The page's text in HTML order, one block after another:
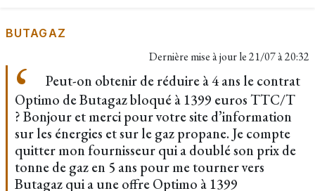
BUTAGAZ
Dernière mise à jour le21/07 à 20:32
Peut-on obtenir de réduire à 4 ans le contrat
Optimo de Butagaz bloqué à 1399 euros TTC/T
? Bonjour et merci pour votre site d’information
sur les énergies et sur le gaz propane. Je compte
quitter mon fournisseur qui a doublé son prix de
tonne de gaz en 5 ans pour me tourner vers
Butagaz qui a une offre Optimo à 1399